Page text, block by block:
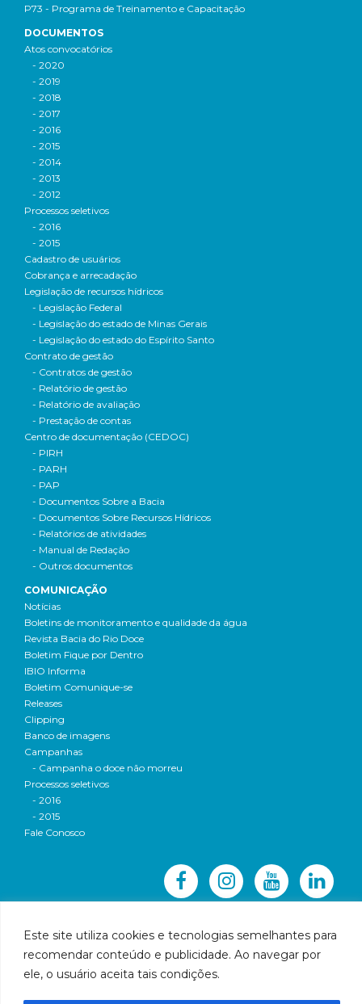
Este site utiliza cookies e tecnologias semelhantes para
recomendar conteúdo e publicidade. Ao navegar por
ele, o usuário aceita tais condições.
P73 - Programa de Treinamento e Capacitação
DOCUMENTOS
Atos convocatórios
- 2020
- 2019
- 2018
- 2017
- 2016
- 2015
- 2014
- 2013
- 2012
Processos seletivos
- 2016
- 2015
Cadastro de usuários
Cobrança e arrecadação
Legislação de recursos hídricos
- Legislação Federal
- Legislação do estado de Minas Gerais
- Legislação do estado do Espírito Santo
Contrato de gestão
- Contratos de gestão
- Relatório de gestão
- Relatório de avaliação
- Prestação de contas
Centro de documentação (CEDOC)
- PIRH
- PARH
- PAP
- Documentos Sobre a Bacia
- Documentos Sobre Recursos Hídricos
- Relatórios de atividades
- Manual de Redação
- Outros documentos
COMUNICAÇÃO
Notícias
Boletins de monitoramento e qualidade da água
Revista Bacia do Rio Doce
Boletim Fique por Dentro
IBIO Informa
Boletim Comunique-se
Releases
Clipping
Banco de imagens
Campanhas
- Campanha o doce não morreu
Processos seletivos
- 2016
- 2015
Fale Conosco
© 2016 CBH-Doce - Todos os direitos reservados